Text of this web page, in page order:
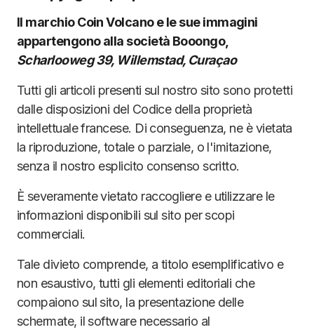
Il marchio Coin Volcano e le sue immagini
appartengono alla società Booongo,
Scharlooweg 39, Willemstad, Curaçao
Tutti gli articoli presenti sul nostro sito sono protetti
dalle disposizioni del Codice della proprietà
intellettuale francese. Di conseguenza, ne è vietata
la riproduzione, totale o parziale, o l'imitazione,
senza il nostro esplicito consenso scritto.
È severamente vietato raccogliere e utilizzare le
informazioni disponibili sul sito per scopi
commerciali.
Tale divieto comprende, a titolo esemplificativo e
non esaustivo, tutti gli elementi editoriali che
compaiono sul sito, la presentazione delle
schermate, il software necessario al